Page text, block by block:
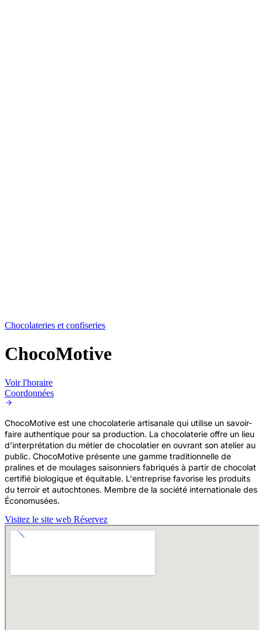
Chocolateries et confiseries
ChocoMotive
Voir l'horaire
Coordonnées
ChocoMotive est une chocolaterie artisanale qui utilise un savoir-
faire authentique pour sa production. La chocolaterie offre un lieu
d’interprétation du métier de chocolatier en ouvrant son atelier au
public. ChocoMotive présente une gamme traditionnelle de
pralines et de moulages saisonniers fabriqués à partir de chocolat
certifié biologique et équitable. L'entreprise favorise les produits
du terroir et autochtones. Membre de la société internationale des
Économusées.
Visitez le site web Réservez